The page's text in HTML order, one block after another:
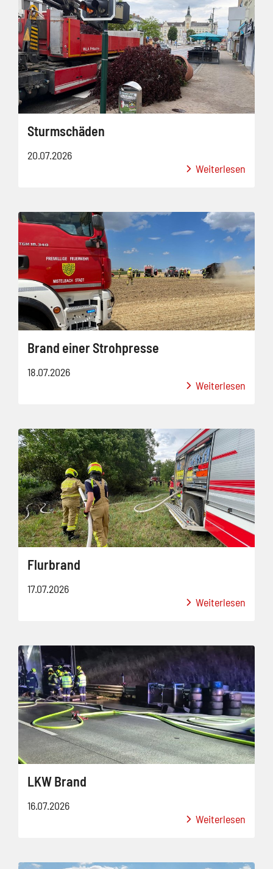
Sturmschäden
20.07.2026
Weiterlesen
Brand einer Strohpresse
18.07.2026
Weiterlesen
Flurbrand
17.07.2026
Weiterlesen
LKW Brand
16.07.2026
Weiterlesen